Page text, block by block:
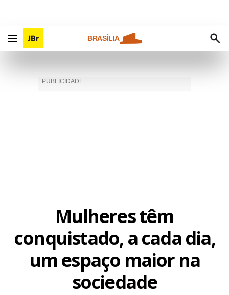
BRASÍLIA
Mulheres têm
conquistado, a cada dia,
um espaço maior na
sociedade